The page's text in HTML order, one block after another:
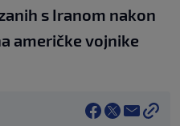
s Iranom nakon
američke vojnike